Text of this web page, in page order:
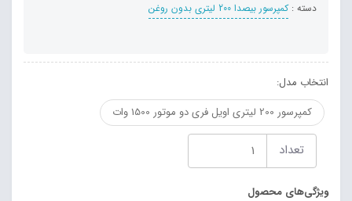
دسته :کمپرسور بیصدا 200 لیتری بدون روغن
انتخاب مدل:
کمپرسور 200 لیتری اویل فری دو موتور 1500 وات
تعداد
ویژگی‌های محصول